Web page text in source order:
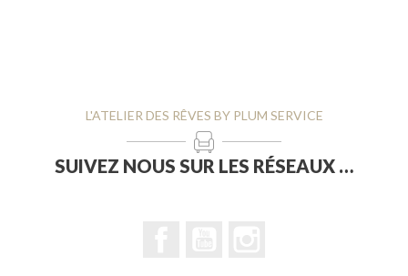
L'ATELIER DES RÊVES BY PLUM SERVICE
SUIVEZ NOUS SUR LES RÉSEAUX …